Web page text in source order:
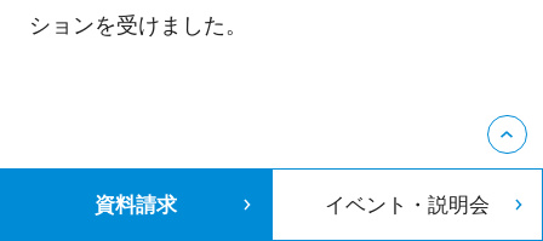
ションを受けました。
本イベントでは審査員が、ビジネス、クリエイテ
資料請求 イベント・説明会